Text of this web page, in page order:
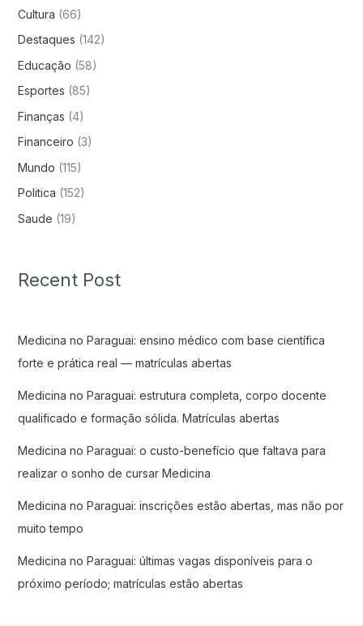
Cultura (66)
Destaques (142)
Educação (58)
Esportes (85)
Finanças (4)
Financeiro (3)
Mundo (115)
Politica (152)
Saude (19)
Recent Post
Medicina no Paraguai: ensino médico com base científica
forte e prática real — matrículas abertas
Medicina no Paraguai: estrutura completa, corpo docente
qualificado e formação sólida. Matrículas abertas
Medicina no Paraguai: o custo-benefício que faltava para
realizar o sonho de cursar Medicina
Medicina no Paraguai: inscrições estão abertas, mas não por
muito tempo
Medicina no Paraguai: últimas vagas disponíveis para o
próximo período; matrículas estão abertas